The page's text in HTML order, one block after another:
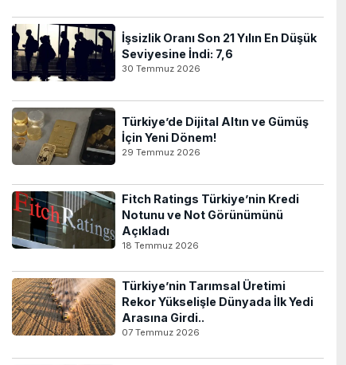
İşsizlik Oranı Son 21 Yılın En Düşük
Seviyesine İndi: 7,6
30 Temmuz 2026
Türkiye’de Dijital Altın ve Gümüş
İçin Yeni Dönem!
29 Temmuz 2026
Fitch Ratings Türkiye’nin Kredi
Notunu ve Not Görünümünü
Açıkladı
18 Temmuz 2026
Türkiye’nin Tarımsal Üretimi
Rekor Yükselişle Dünyada İlk Yedi
Arasına Girdi..
07 Temmuz 2026